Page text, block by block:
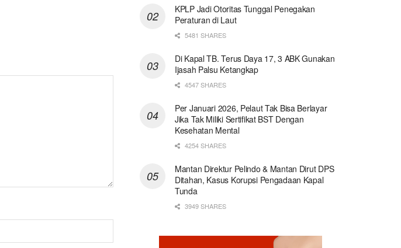
KPLP Jadi Otoritas Tunggal Penegakan
Peraturan di Laut
5481 SHARES
Di Kapal TB. Terus Daya 17, 3 ABK Gunakan
Ijasah Palsu Ketangkap
4547 SHARES
Per Januari 2026, Pelaut Tak Bisa Berlayar
Jika Tak Miliki Sertifikat BST Dengan
Kesehatan Mental
4254 SHARES
Mantan Direktur Pelindo & Mantan Dirut DPS
Ditahan, Kasus Korupsi Pengadaan Kapal
Tunda
3949 SHARES